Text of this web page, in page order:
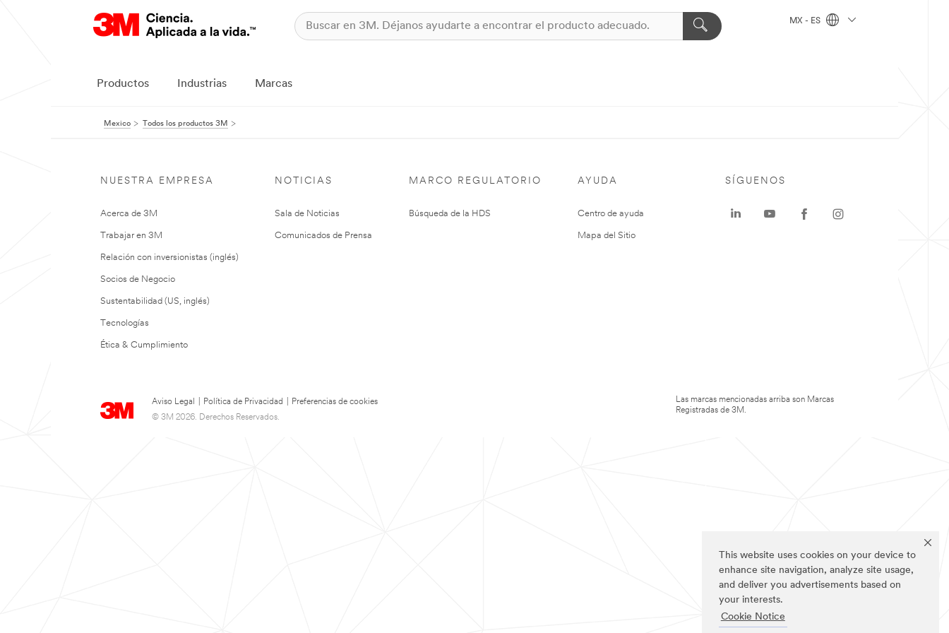
This website uses cookies on your device to
enhance site navigation, analyze site usage,
and deliver you advertisements based on
your interests.
Cookie Notice
MX - ES
Productos Industrias Marcas
Mexico Todos los productos 3M
NUESTRA EMPRESA
Acerca de 3M
Trabajar en 3M
Relación con inversionistas (inglés)
Socios de Negocio
Sustentabilidad (US, inglés)
Tecnologías
Ética & Cumplimiento
NOTICIAS
Sala de Noticias
Comunicados de Prensa
MARCO REGULATORIO
Búsqueda de la HDS
AYUDA
Centro de ayuda
Mapa del Sitio
Aviso Legal Política de Privacidad
Preferencias de cookies
© 3M 2026. Derechos Reservados.
SÍGUENOS
Las marcas mencionadas arriba son Marcas
Registradas de 3M.